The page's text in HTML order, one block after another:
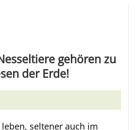
gehören zu
der Erde!
seltener auch im